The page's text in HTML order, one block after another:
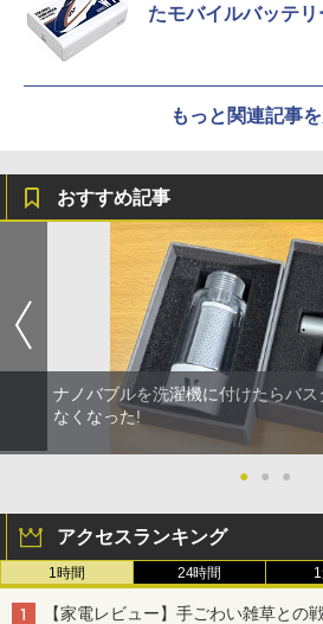
たモバイルバッテリ
もっと関連記事
おすすめ記事
ナノバブルを洗濯機に付けたらバ
なくなった!
● ● ●
アクセスランキング
1時間 24時間
【家電レビュー】手ごわい雑草との